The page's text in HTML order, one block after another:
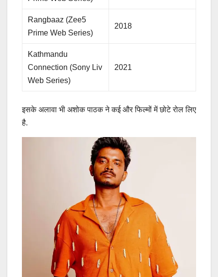
Rangbaaz (Zee5
Prime Web Series)
2018
Kathmandu
Connection (Sony Liv
Web Series)
2021
इसके अलावा भी अशोक पाठक ने कई और फिल्मों में छोटे रोल लिए
है.